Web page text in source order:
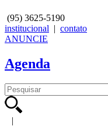
(95) 3625-5190
institucional | contato
ANUNCIE
Agenda
|